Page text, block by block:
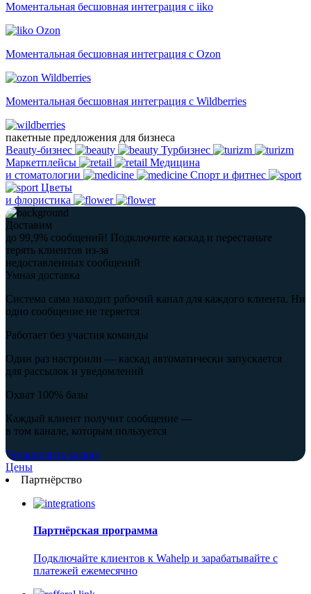
Моментальная бесшовная интеграция с iiko
Ozon
Моментальная бесшовная интеграция с Ozon
Wildberries
Моментальная бесшовная интеграция с Wildberries
пакетные предложения для бизнеса
Beauty-бизнес
Турбизнес
Маркетплейсы
Медицина
и стоматологии
Спорт и фитнес
Цветы
и флористика
Доставим
до 99,9% сообщений! Подключите каскад и перестаньте
терять клиентов из-за
недоставленных сообщений
Умная доставка
Система сама находит рабочий канал для каждого клиента. Ни
одно сообщение не теряется
Работает без участия команды
Один раз настроили — каскад автоматически запускается
для рассылок и уведомлений
Охват 100% базы
Каждый клиент получит сообщение —
в том канале, которым пользуется
Подключить каскад
Цены
Партнёрство
Партнёрская программа
Подключайте клиентов к Wahelp и зарабатывайте с
платежей ежемесячно